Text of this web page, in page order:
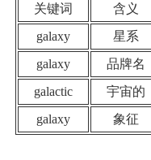
关键词 含义
galaxy
星系
galaxy
品牌名
galactic
宇宙的
galaxy
象征